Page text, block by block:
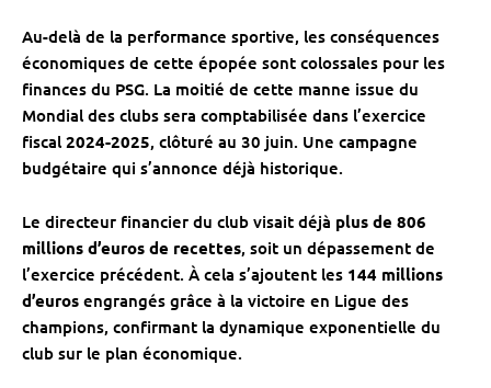
Au-delà de la performance sportive, les conséquences
économiques de cette épopée sont colossales pour les
finances du PSG. La moitié de cette manne issue du
Mondial des clubs sera comptabilisée dans l’exercice
fiscal 2024-2025, clôturé au 30 juin. Une campagne
budgétaire qui s’annonce déjà historique.
Le directeur financier du club visait déjà plus de 806
millions d’euros de recettes, soit un dépassement de
l’exercice précédent. À cela s’ajoutent les 144 millions
d’euros engrangés grâce à la victoire en Ligue des
champions, confirmant la dynamique exponentielle du
club sur le plan économique.